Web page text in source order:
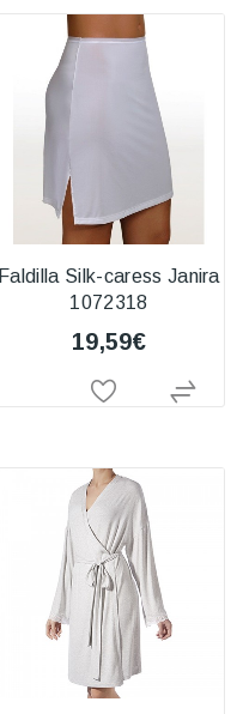
Faldilla Silk-caress Janira
1072318
19,59€